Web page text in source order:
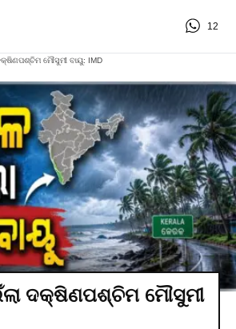
12
ମୌସୁମୀ ବାୟୁ: IMD
ଦକ୍ଷିଣପଶ୍ଚିମ ମୌସୁମୀ